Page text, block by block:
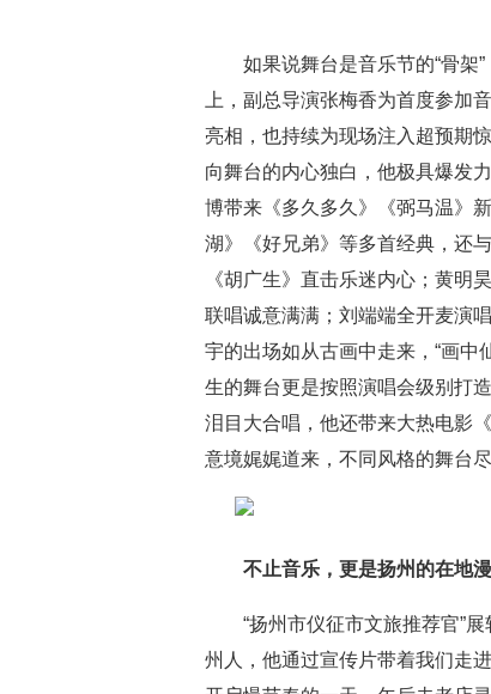
如果说舞台是音乐节的“骨架
上，副总导演张梅香为首度参加
亮相，也持续为现场注入超预期
向舞台的内心独白，他极具爆发
博带来《多久多久》《弼马温》
湖》《好兄弟》等多首经典，还
《胡广生》直击乐迷内心；黄明
联唱诚意满满；刘端端全开麦演
宇的出场如从古画中走来，“画中
生的舞台更是按照演唱会级别打
泪目大合唱，他还带来大热电影
意境娓娓道来，不同风格的舞台尽
不止音乐，更是扬州的在地
“扬州市仪征市文旅推荐官”
州人，他通过宣传片带着我们走